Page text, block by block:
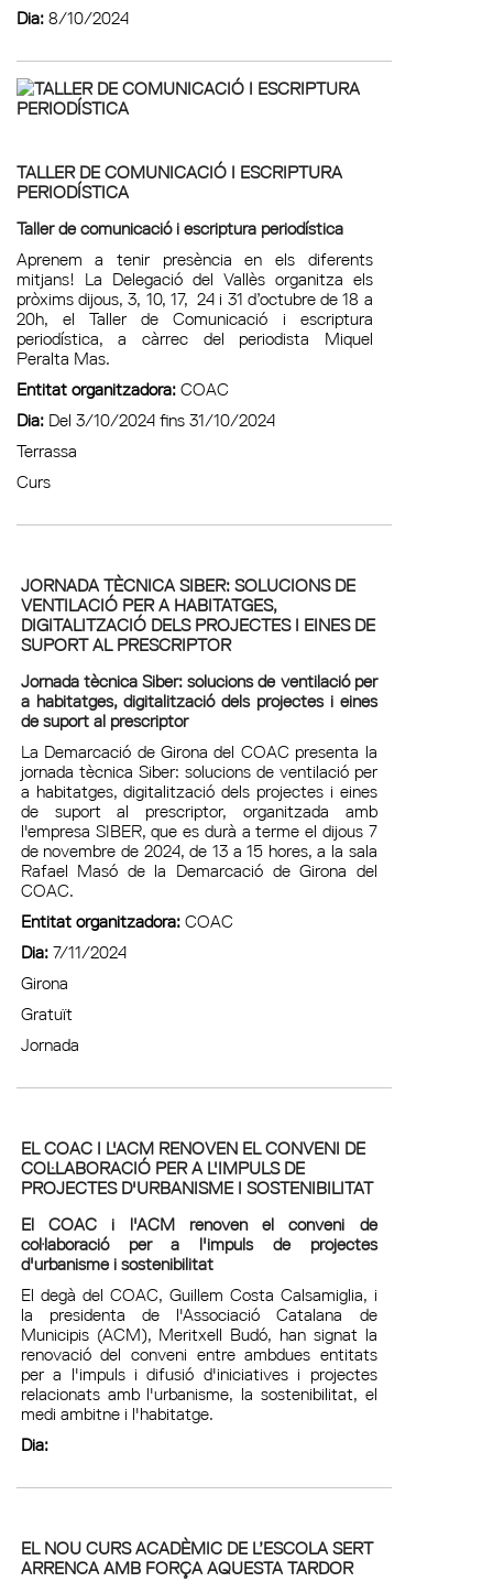
Dia:8/10/2024
TALLER DE COMUNICACIÓ I ESCRIPTURA
PERIODÍSTICA
Taller de comunicació i escriptura periodística
Aprenem a tenir presència en els diferents
mitjans! La Delegació del Vallès organitza els
pròxims dijous, 3, 10, 17, 24 i 31 d’octubre de 18 a
20h, el Taller de Comunicació i escriptura
periodística, a càrrec del periodista Miquel
Peralta Mas.
Entitat organitzadora:COAC
Dia:Del 3/10/2024 fins 31/10/2024
Terrassa
Curs
JORNADA TÈCNICA SIBER: SOLUCIONS DE
VENTILACIÓ PER A HABITATGES,
DIGITALITZACIÓ DELS PROJECTES I EINES DE
SUPORT AL PRESCRIPTOR
Jornada tècnica Siber: solucions de ventilació per
a habitatges, digitalització dels projectes i eines
de suport al prescriptor
La Demarcació de Girona del COAC presenta la
jornada tècnica Siber: solucions de ventilació per
a habitatges, digitalització dels projectes i eines
de suport al prescriptor, organitzada amb
l'empresa SIBER, que es durà a terme el dijous 7
de novembre de 2024, de 13 a 15 hores, a la sala
Rafael Masó de la Demarcació de Girona del
COAC.
Entitat organitzadora:COAC
Dia:7/11/2024
Girona
Gratuït
Jornada
EL COAC I L'ACM RENOVEN EL CONVENI DE
COL·LABORACIÓ PER A L'IMPULS DE
PROJECTES D'URBANISME I SOSTENIBILITAT
El COAC i l'ACM renoven el conveni de
col·laboració per a l'impuls de projectes
d'urbanisme i sostenibilitat
El degà del COAC, Guillem Costa Calsamiglia, i
la presidenta de l'Associació Catalana de
Municipis (ACM), Meritxell Budó, han signat la
renovació del conveni entre ambdues entitats
per a l'impuls i difusió d'iniciatives i projectes
relacionats amb l'urbanisme, la sostenibilitat, el
medi ambitne i l'habitatge.
Dia:
EL NOU CURS ACADÈMIC DE L’ESCOLA SERT
ARRENCA AMB FORÇA AQUESTA TARDOR